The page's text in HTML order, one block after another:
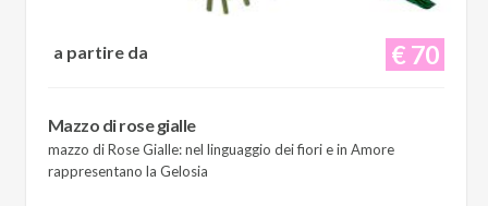
€ 70
a partire da
Mazzo di rose gialle
mazzo di Rose Gialle: nel linguaggio dei fiori e in Amore
rappresentano la Gelosia